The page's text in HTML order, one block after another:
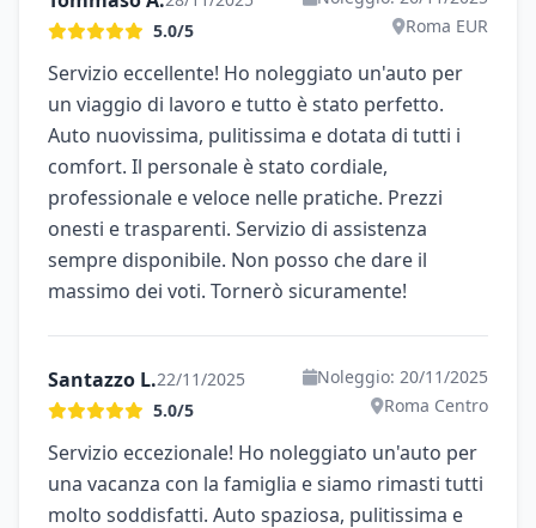
5.0/5
Roma EUR
Servizio eccellente! Ho noleggiato un'auto per
un viaggio di lavoro e tutto è stato perfetto.
Auto nuovissima, pulitissima e dotata di tutti i
comfort. Il personale è stato cordiale,
professionale e veloce nelle pratiche. Prezzi
onesti e trasparenti. Servizio di assistenza
sempre disponibile. Non posso che dare il
massimo dei voti. Tornerò sicuramente!
Santazzo L.22/11/2025
5.0/5
Noleggio: 20/11/2025
Roma Centro
Servizio eccezionale! Ho noleggiato un'auto per
una vacanza con la famiglia e siamo rimasti tutti
molto soddisfatti. Auto spaziosa, pulitissima e